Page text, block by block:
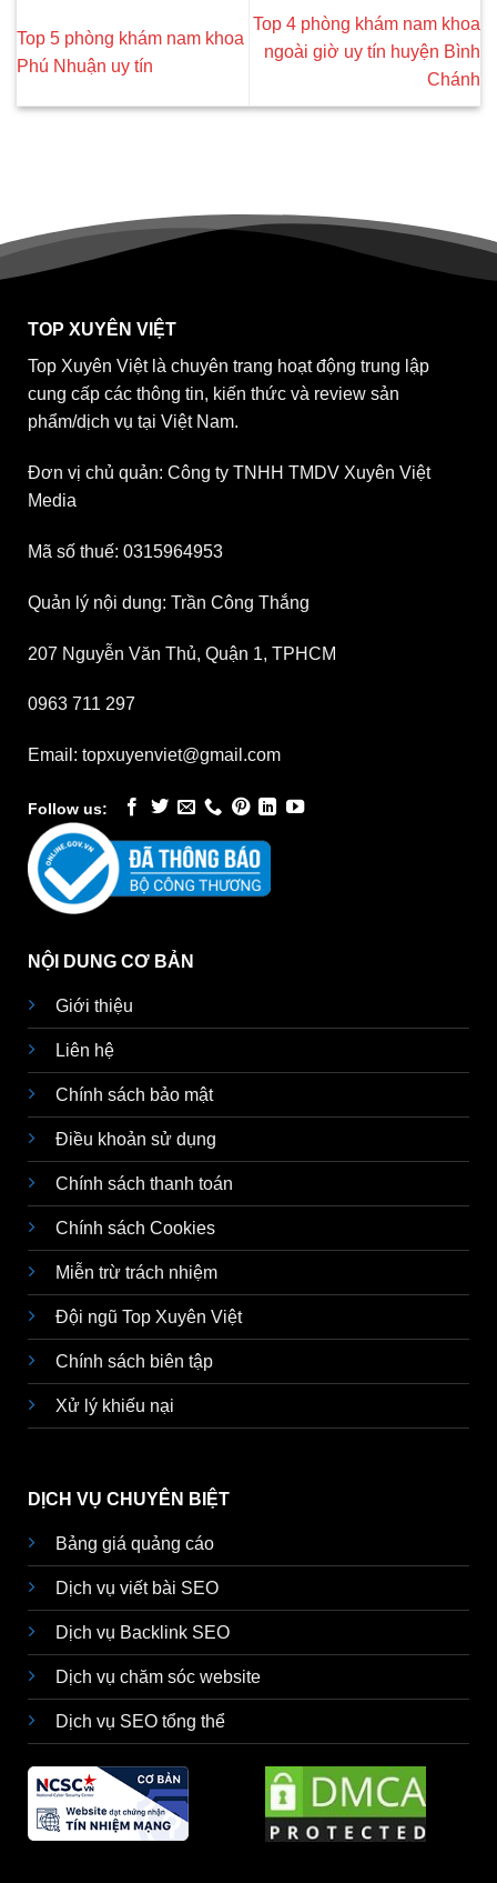
Top 5 phòng khám nam khoa
Phú Nhuận uy tín
Top 4 phòng khám nam khoa
ngoài giờ uy tín huyện Bình
Chánh
TOP XUYÊN VIỆT
Top Xuyên Việt là chuyên trang hoạt động trung lập
cung cấp các thông tin, kiến thức và review sản
phẩm/dịch vụ tại Việt Nam.
Đơn vị chủ quản: Công ty TNHH TMDV Xuyên Việt
Media
Mã số thuế: 0315964953
Quản lý nội dung: Trần Công Thắng
207 Nguyễn Văn Thủ, Quận 1, TPHCM
0963 711 297
Email: topxuyenviet@gmail.com
Follow us:
NỘI DUNG CƠ BẢN
Giới thiệu
Liên hệ
Chính sách bảo mật
Điều khoản sử dụng
Chính sách thanh toán
Chính sách Cookies
Miễn trừ trách nhiệm
Đội ngũ Top Xuyên Việt
Chính sách biên tập
Xử lý khiếu nại
DỊCH VỤ CHUYÊN BIỆT
Bảng giá quảng cáo
Dịch vụ viết bài SEO
Dịch vụ Backlink SEO
Dịch vụ chăm sóc website
Dịch vụ SEO tổng thể